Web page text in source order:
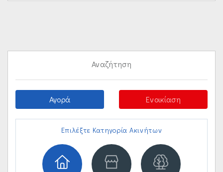
Αναζήτηση
Αγορά Ενοικίαση
Επιλέξτε Κατηγορία Ακινήτων